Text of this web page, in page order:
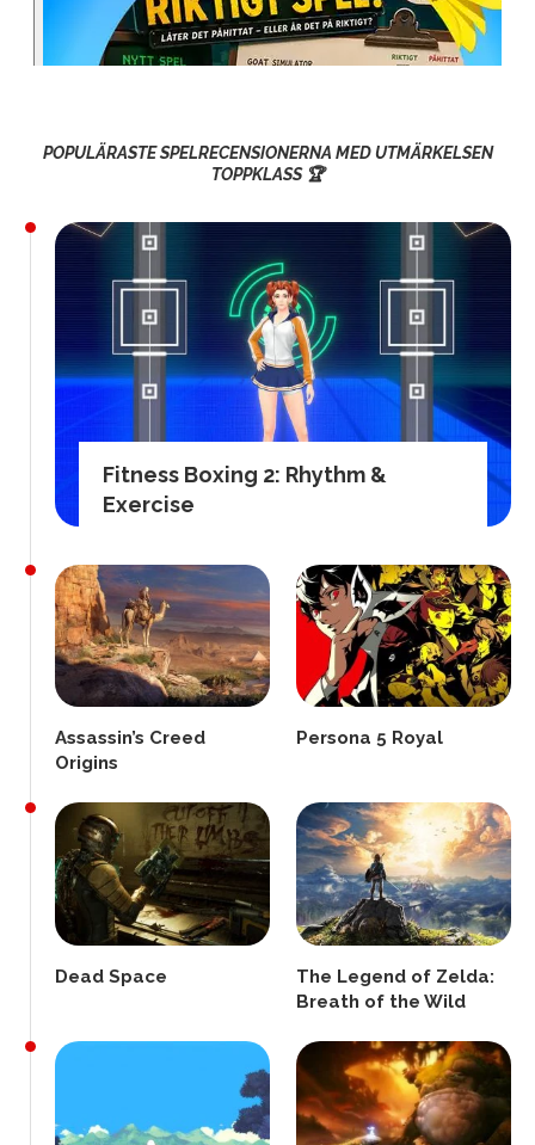
POPULÄRASTE SPELRECENSIONERNA MED UTMÄRKELSEN
TOPPKLASS 🏆
Fitness Boxing 2: Rhythm &
Exercise
Assassin’s Creed
Origins
Persona 5 Royal
Dead Space
The Legend of Zelda:
Breath of the Wild